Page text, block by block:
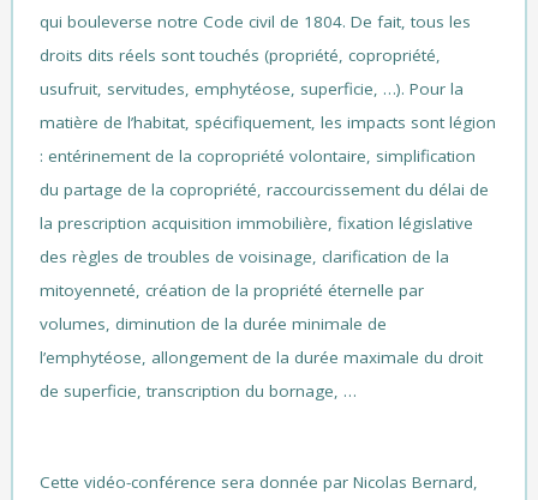
qui bouleverse notre Code civil de 1804. De fait, tous les
droits dits réels sont touchés (propriété, copropriété,
usufruit, servitudes, emphytéose, superficie, …). Pour la
matière de l’habitat, spécifiquement, les impacts sont légion
: entérinement de la copropriété volontaire, simplification
du partage de la copropriété, raccourcissement du délai de
la prescription acquisition immobilière, fixation législative
des règles de troubles de voisinage, clarification de la
mitoyenneté, création de la propriété éternelle par
volumes, diminution de la durée minimale de
l’emphytéose, allongement de la durée maximale du droit
de superficie, transcription du bornage, …
Cette vidéo-conférence sera donnée par Nicolas Bernard,